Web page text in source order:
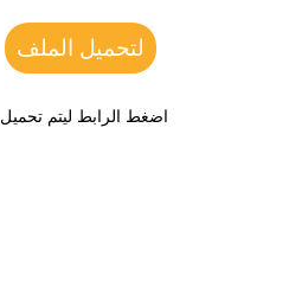
لتحميل الملف
اضغط الرابط ليتم